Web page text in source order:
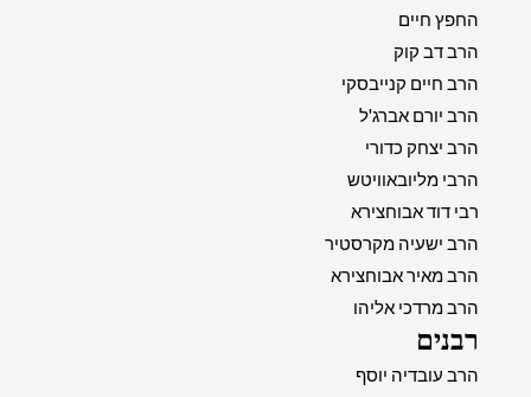
החפץ חיים
הרב דב קוק
הרב חיים קנייבסקי
הרב יורם אברג'ל
הרב יצחק כדורי
הרבי מליובאוויטש
רבי דוד אבוחצירא
הרב ישעיה מקרסטיר
הרב מאיר אבוחצירא
הרב מרדכי אליהו
רבנים
הרב עובדיה יוסף